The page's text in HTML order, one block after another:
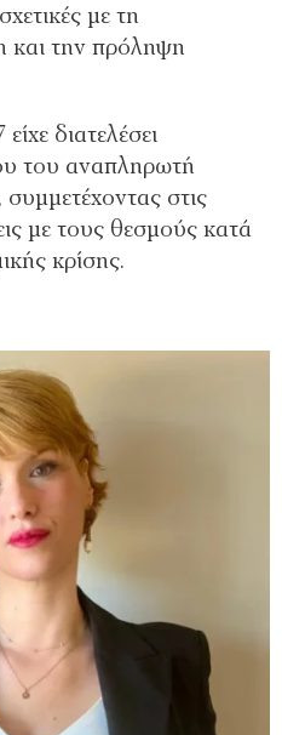
με τη
και την πρόληψη
διατελέσει
του αναπληρωτή
στις
με τους θεσμούς κατά
κρίσης.